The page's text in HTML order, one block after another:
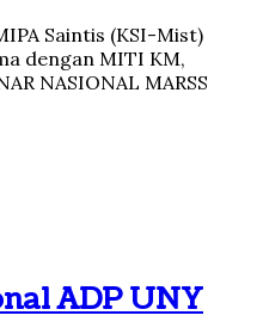
Saintis (KSI-Mist)
dengan MITI KM,
NASIONAL MARSS
ADP UNY